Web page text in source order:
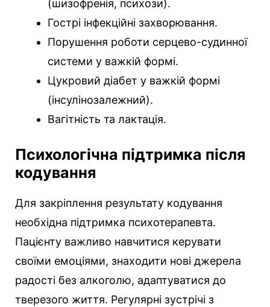
(шизофренія, психози).
Гострі інфекційні захворювання.
Порушення роботи серцево-судинної
системи у важкій формі.
Цукровий діабет у важкій формі
(інсулінозалежний).
Вагітність та лактація.
Психологічна підтримка після
кодування
Для закріплення результату кодування
необхідна підтримка психотерапевта.
Пацієнту важливо навчитися керувати
своїми емоціями, знаходити нові джерела
радості без алкоголю, адаптуватися до
тверезого життя. Регулярні зустрічі з